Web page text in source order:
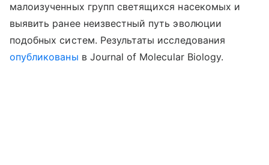
малоизученных групп светящихся насекомых и
выявить ранее неизвестный путь эволюции
подобных систем. Результаты исследования
опубликованы в Journal of Molecular Biology.